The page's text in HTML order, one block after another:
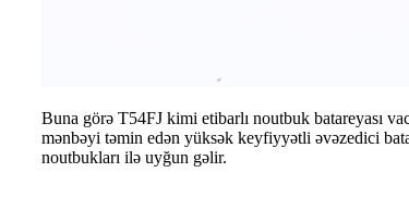
Buna görə T54FJ kimi etibarlı noutbuk batareyası
mənbəyi təmin edən yüksək keyfiyyətli əvəzedici
noutbukları ilə uyğun gəlir.